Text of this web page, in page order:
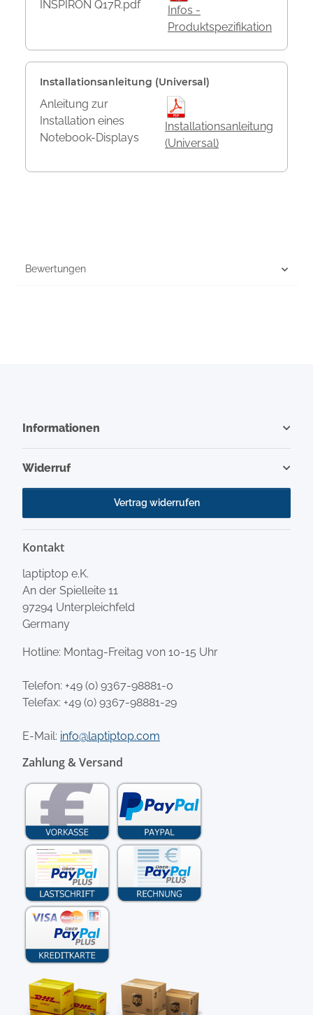
INSPIRON Q17R.pdf
Infos -
Produktspezifikation
Installationsanleitung (Universal)
Anleitung zur
Installation eines
Notebook-Displays
Installationsanleitung
(Universal)
Bewertungen
Informationen
Widerruf
Vertrag widerrufen
Kontakt
laptiptop e.K.
An der Spielleite 11
97294 Unterpleichfeld
Germany
Hotline: Montag-Freitag von 10-15 Uhr
Telefon: +49 (0) 9367-98881-0
Telefax: +49 (0) 9367-98881-29
E-Mail: info@laptiptop.com
Zahlung & Versand